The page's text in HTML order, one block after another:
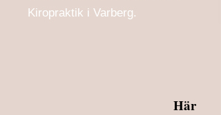
Kiropraktik i Varberg.
Här